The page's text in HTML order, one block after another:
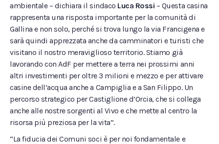
ambientale – dichiara il sindaco Luca Rossi – Questa casina
rappresenta una risposta importante per la comunità di
Gallina e non solo, perché si trova lungo la via Francigena e
sarà quindi apprezzata anche da camminatori e turisti che
visitano il nostro meraviglioso territorio. Stiamo già
lavorando con AdF per mettere a terra nei prossimi anni
altri investimenti per oltre 3 milioni e mezzo e per attivare
casine dell’acqua anche a Campiglia e a San Filippo. Un
percorso strategico per Castiglione d’Orcia, che si collega
anche alle nostre sorgenti al Vivo e che mette al centro la
risorsa più preziosa per la vita”.
“La fiducia dei Comuni soci è per noi fondamentale e